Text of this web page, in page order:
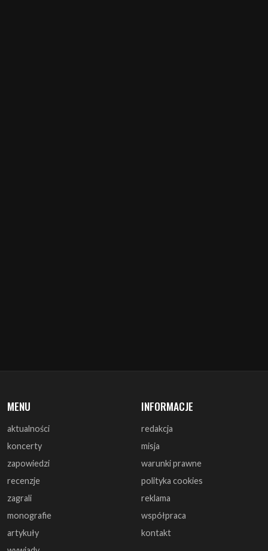
MENU
aktualności
koncerty
zapowiedzi
recenzje
zagrali
monografie
artykuły
INFORMACJE
redakcja
misja
warunki prawne
polityka cookies
reklama
współpraca
kontakt